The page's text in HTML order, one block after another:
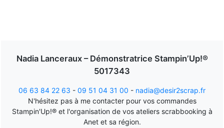
Nadia Lanceraux – Démonstratrice Stampin’Up!®
5017343
06 63 84 22 63 - 09 51 04 31 00 - nadia@desir2scrap.fr
N'hésitez pas à me contacter pour vos commandes
Stampin'Up!® et l'organisation de vos ateliers scrabbooking à
Anet et sa région.